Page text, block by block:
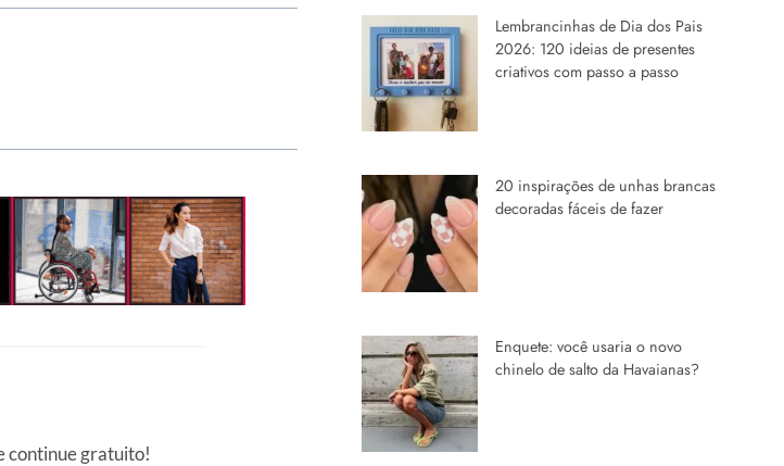
continue gratuito!
Lembrancinhas de Dia dos Pais
2026: 120 ideias de presentes
criativos com passo a passo
20 inspirações de unhas brancas
decoradas fáceis de fazer
Enquete: você usaria o novo
chinelo de salto da Havaianas?